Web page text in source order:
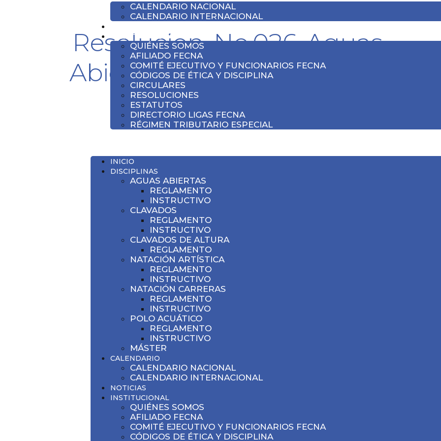
CALENDARIO NACIONAL
CALENDARIO INTERNACIONAL
INSTITUCIONAL
QUIÉNES SOMOS
AFILIADO FECNA
COMITÉ EJECUTIVO Y FUNCIONARIOS FECNA
CÓDIGOS DE ÉTICA Y DISCIPLINA
CIRCULARES
RESOLUCIONES
ESTATUTOS
DIRECTORIO LIGAS FECNA
RÉGIMEN TRIBUTARIO ESPECIAL
INICIO
DISCIPLINAS
AGUAS ABIERTAS
REGLAMENTO
INSTRUCTIVO
CLAVADOS
REGLAMENTO
INSTRUCTIVO
CLAVADOS DE ALTURA
REGLAMENTO
NATACIÓN ARTÍSTICA
REGLAMENTO
INSTRUCTIVO
NATACIÓN CARRERAS
REGLAMENTO
INSTRUCTIVO
POLO ACUÁTICO
REGLAMENTO
INSTRUCTIVO
MÁSTER
CALENDARIO
CALENDARIO NACIONAL
CALENDARIO INTERNACIONAL
NOTICIAS
INSTITUCIONAL
QUIÉNES SOMOS
AFILIADO FECNA
COMITÉ EJECUTIVO Y FUNCIONARIOS FECNA
CÓDIGOS DE ÉTICA Y DISCIPLINA
Resolucion-No.026-Aguas-
Abiertas-Sudamericano-V2
ÚLTIMAS